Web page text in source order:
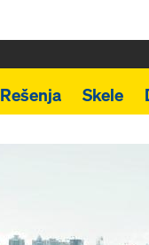
Rešenja Skele